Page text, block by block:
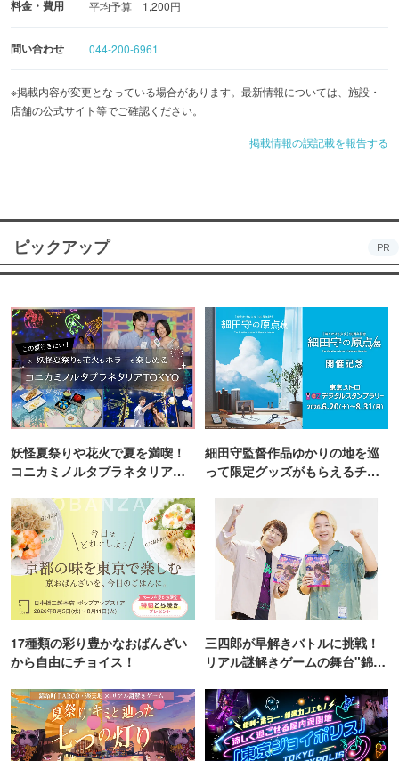
料金・費用 平均予算 1,200円
問い合わせ 044-200-6961
※掲載内容が変更となっている場合があります。最新情報については、施設・
店舗の公式サイト等でご確認ください。
掲載情報の誤記載を報告する
ピックアップ PR
妖怪夏祭りや花火で夏を満喫！
コニカミノルタプラネタリア
細田守監督作品ゆかりの地を巡
って限定グッズがもらえるチャ
17種類の彩り豊かなおばんざい
から自由にチョイス！
三四郎が早解きバトルに挑戦！
リアル謎解きゲームの舞台"錦糸